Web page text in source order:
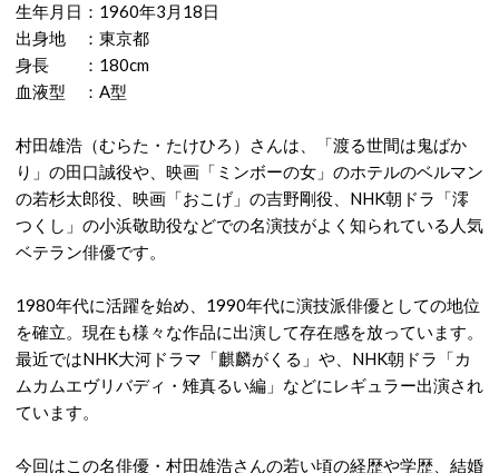
生年月日：1960年3月18日
出身地 ：東京都
身長 ：180cm
血液型 ：A型
村田雄浩（むらた・たけひろ）さんは、「渡る世間は鬼ばか
り」の田口誠役や、映画「ミンボーの女」のホテルのベルマン
の若杉太郎役、映画「おこげ」の吉野剛役、NHK朝ドラ「澪
つくし」の小浜敬助役などでの名演技がよく知られている人気
ベテラン俳優です。
1980年代に活躍を始め、1990年代に演技派俳優としての地位
を確立。現在も様々な作品に出演して存在感を放っています。
最近ではNHK大河ドラマ「麒麟がくる」や、NHK朝ドラ「カ
ムカムエヴリバディ・雉真るい編」などにレギュラー出演され
ています。
今回はこの名俳優・村田雄浩さんの若い頃の経歴や学歴、結婚